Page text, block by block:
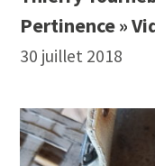
Pertinence »
30 juillet 2018